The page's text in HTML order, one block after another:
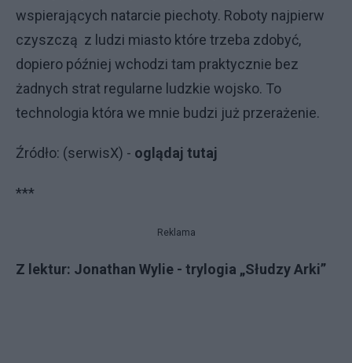
wspierających natarcie piechoty. Roboty najpierw
czyszczą z ludzi miasto które trzeba zdobyć,
dopiero później wchodzi tam praktycznie bez
żadnych strat regularne ludzkie wojsko. To
technologia która we mnie budzi już przerażenie.
Źródło: (serwisX) - oglądaj tutaj
***
Reklama
Z lektur: Jonathan Wylie - trylogia „Słudzy Arki”